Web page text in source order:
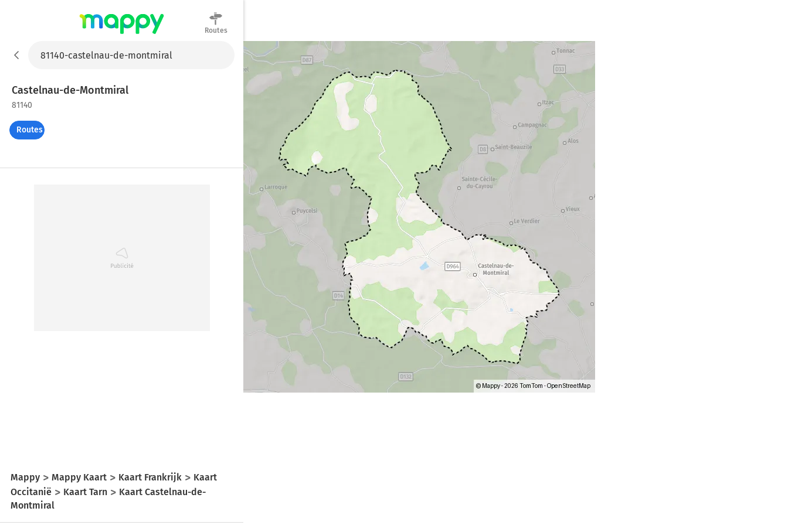
Routes
Castelnau-de-Montmiral
81140
Routes
Mappy Mappy Kaart Kaart Frankrijk
Kaart
Occitanië
Kaart Tarn
Kaart Castelnau-de-
Montmiral